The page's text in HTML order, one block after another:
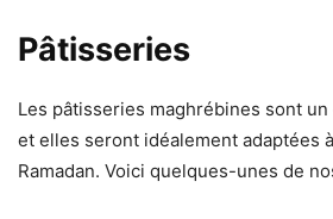
Pâtisseries
Les pâtisseries maghrébines sont
et elles seront idéalement adaptées
Ramadan. Voici quelques-unes de